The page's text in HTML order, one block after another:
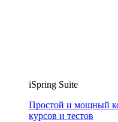
iSpring Suite
Простой и мощный
курсов и тестов